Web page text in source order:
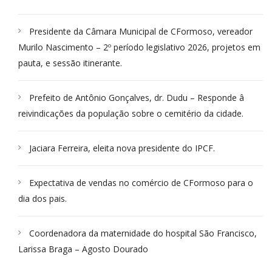
Presidente da Câmara Municipal de CFormoso, vereador
Murilo Nascimento – 2º período legislativo 2026, projetos em
pauta, e sessão itinerante.
Prefeito de Antônio Gonçalves, dr. Dudu – Responde â
reivindicações da população sobre o cemitério da cidade.
Jaciara Ferreira, eleita nova presidente do IPCF.
Expectativa de vendas no comércio de CFormoso para o
dia dos pais.
Coordenadora da maternidade do hospital São Francisco,
Larissa Braga – Agosto Dourado